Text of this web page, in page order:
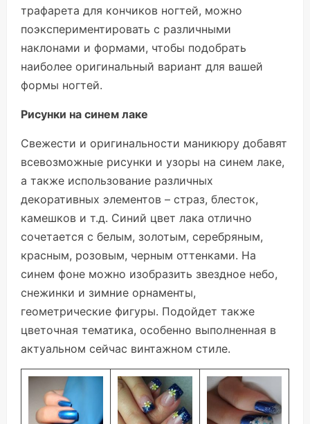
трафарета для кончиков ногтей, можно
поэкспериментировать с различными
наклонами и формами, чтобы подобрать
наиболее оригинальный вариант для вашей
формы ногтей.
Рисунки на синем лаке
Свежести и оригинальности маникюру добавят
всевозможные рисунки и узоры на синем лаке,
а также использование различных
декоративных элементов – страз, блесток,
камешков и т.д. Синий цвет лака отлично
сочетается с белым, золотым, серебряным,
красным, розовым, черным оттенками. На
синем фоне можно изобразить звездное небо,
снежинки и зимние орнаменты,
геометрические фигуры. Подойдет также
цветочная тематика, особенно выполненная в
актуальном сейчас винтажном стиле.